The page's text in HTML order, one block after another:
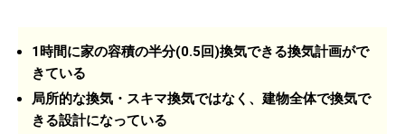
1時間に家の容積の半分(0.5回)換気できる換気計画がで
きている
局所的な換気・スキマ換気ではなく、建物全体で換気で
きる設計になっている